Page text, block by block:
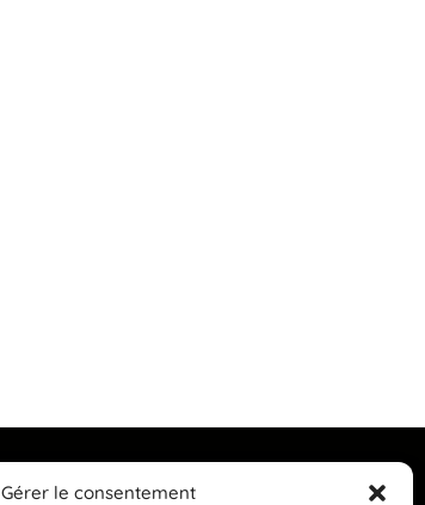
Gérer le consentement